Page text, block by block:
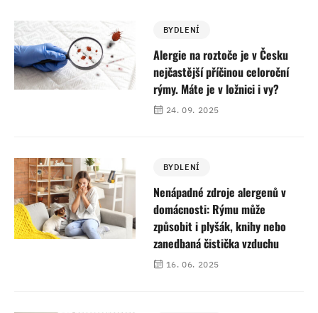
BYDLENÍ
Alergie na roztoče je v Česku
nejčastější příčinou celoroční
rýmy. Máte je v ložnici i vy?
24. 09. 2025
BYDLENÍ
Nenápadné zdroje alergenů v
domácnosti: Rýmu může
způsobit i plyšák, knihy nebo
zanedbaná čistička vzduchu
16. 06. 2025